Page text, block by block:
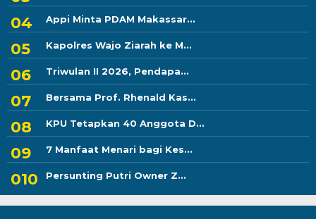
Appi Minta PDAM Makassar...
Kapolres Wajo Ziarah ke M...
Triwulan II 2026, Pendapa...
Bersama Prof. Rhenald Kas...
KPU Tetapkan 40 Anggota D...
7 Manfaat Menari bagi Kes...
Persunting Putri Owner Z...